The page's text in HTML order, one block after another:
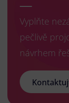
Vyplňte
pečlivě
návrhem